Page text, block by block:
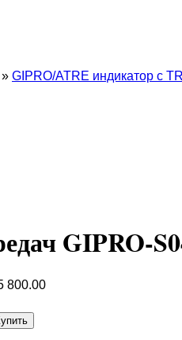
» GIPRO/ATRE индикатор с
GIPRO-
800.00